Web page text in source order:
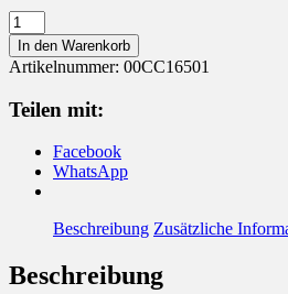
Creolen
aus
Holz
Menge
In den Warenkorb
Artikelnummer: 00CC16501
Teilen mit:
Facebook
WhatsApp
Beschreibung Zusätzliche
Beschreibung